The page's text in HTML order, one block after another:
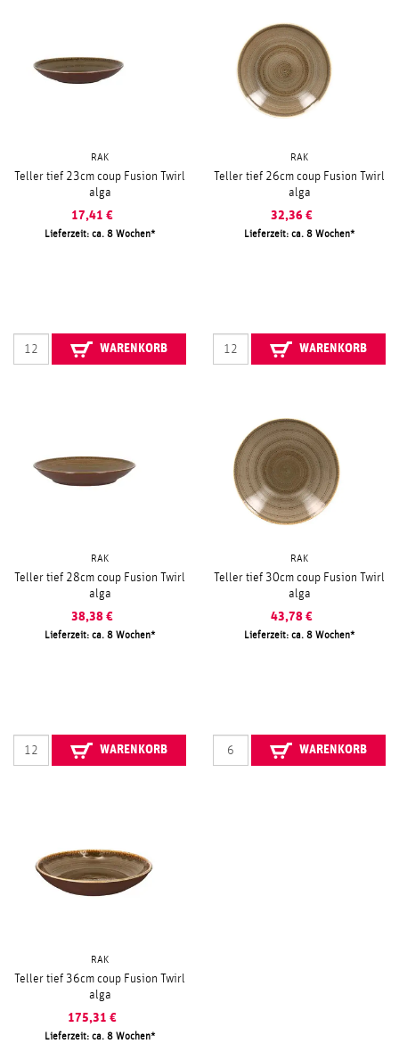
RAK
Teller tief 23cm coup Fusion Twirl
alga
17,41 €
Lieferzeit: ca. 8 Wochen
WARENKORB
RAK
Teller tief 26cm coup Fusion Twirl
alga
32,36 €
Lieferzeit: ca. 8 Wochen
WARENKORB
RAK
Teller tief 28cm coup Fusion Twirl
alga
38,38 €
Lieferzeit: ca. 8 Wochen
WARENKORB
RAK
Teller tief 30cm coup Fusion Twirl
alga
43,78 €
Lieferzeit: ca. 8 Wochen
WARENKORB
RAK
Teller tief 36cm coup Fusion Twirl
alga
175,31 €
Lieferzeit: ca. 8 Wochen